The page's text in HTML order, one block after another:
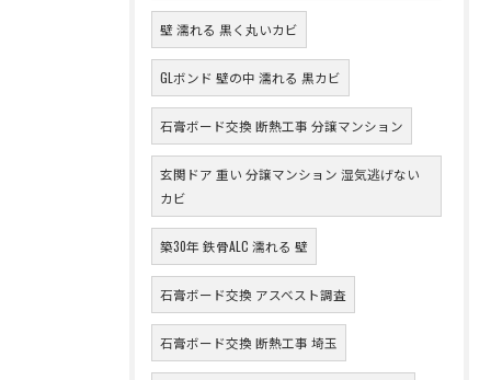
壁 濡れる 黒く丸いカビ
GLボンド 壁の中 濡れる 黒カビ
石膏ボード交換 断熱工事 分譲マンション
玄関ドア 重い 分譲マンション 湿気逃げない
カビ
築30年 鉄骨ALC 濡れる 壁
石膏ボード交換 アスベスト調査
石膏ボード交換 断熱工事 埼玉